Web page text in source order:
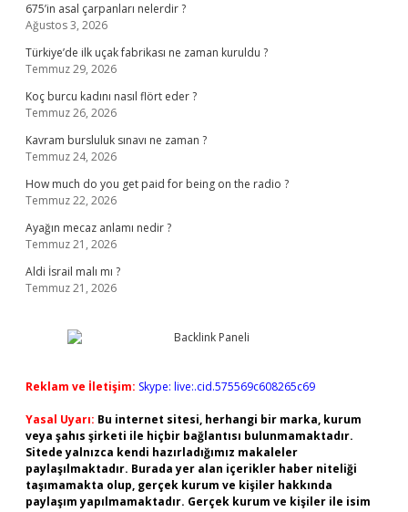
675’in asal çarpanları nelerdir ?
Ağustos 3, 2026
Türkiye’de ilk uçak fabrikası ne zaman kuruldu ?
Temmuz 29, 2026
Koç burcu kadını nasıl flört eder ?
Temmuz 26, 2026
Kavram bursluluk sınavı ne zaman ?
Temmuz 24, 2026
How much do you get paid for being on the radio ?
Temmuz 22, 2026
Ayağın mecaz anlamı nedir ?
Temmuz 21, 2026
Aldi İsrail malı mı ?
Temmuz 21, 2026
Reklam ve İletişim: Skype: live:.cid.575569c608265c69
Yasal Uyarı: Bu internet sitesi, herhangi bir marka, kurum
veya şahıs şirketi ile hiçbir bağlantısı bulunmamaktadır.
Sitede yalnızca kendi hazırladığımız makaleler
paylaşılmaktadır. Burada yer alan içerikler haber niteliği
taşımamakta olup, gerçek kurum ve kişiler hakkında
paylaşım yapılmamaktadır. Gerçek kurum ve kişiler ile isim